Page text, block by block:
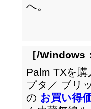
へ。
［/Windows：
Palm TXを
プタ／ ブリ
の お買い得